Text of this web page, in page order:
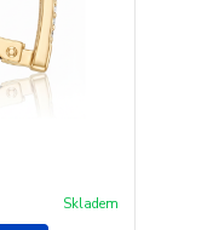
Skladem